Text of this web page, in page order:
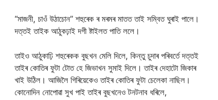
“মাজনী, চাওঁ উঠাচোন” শহুৰেক ৰ মৰমৰ মাতত তাই সম্বিত ঘুৰাই পালে।
দত্তই তাইক আঠুকঢ়াই দগী ষ্টাইলত পাতি ললে।
তাইও আঠুকাঢ়ি শহুৰেকক বুছখন মেলি দিলে, কিন্তু চুদাৰ পৰিবৰ্তে দত্তই
তাইৰ কোতিৰ ফুটা টোত হে জিভাখন সুমাই দিলে। তাইৰ দেহাটো জিকাৰ
খাই উঠিল। আজিলৈ গিৰিয়েকেও তাইৰ কোতিৰ ফুটা চেলেকা নাছিল।
কোনোদিন নোপোৱা সুখ পাই তাইৰ বুছখনেও টনটনাব ধৰিলে,